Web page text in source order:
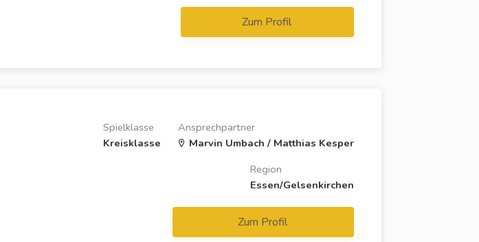
Zum Profil
Ansprechpartner
Marvin Umbach / Matthias Kesper
Spielklasse
Kreisklasse
Region
Essen/Gelsenkirchen
Zum Profil